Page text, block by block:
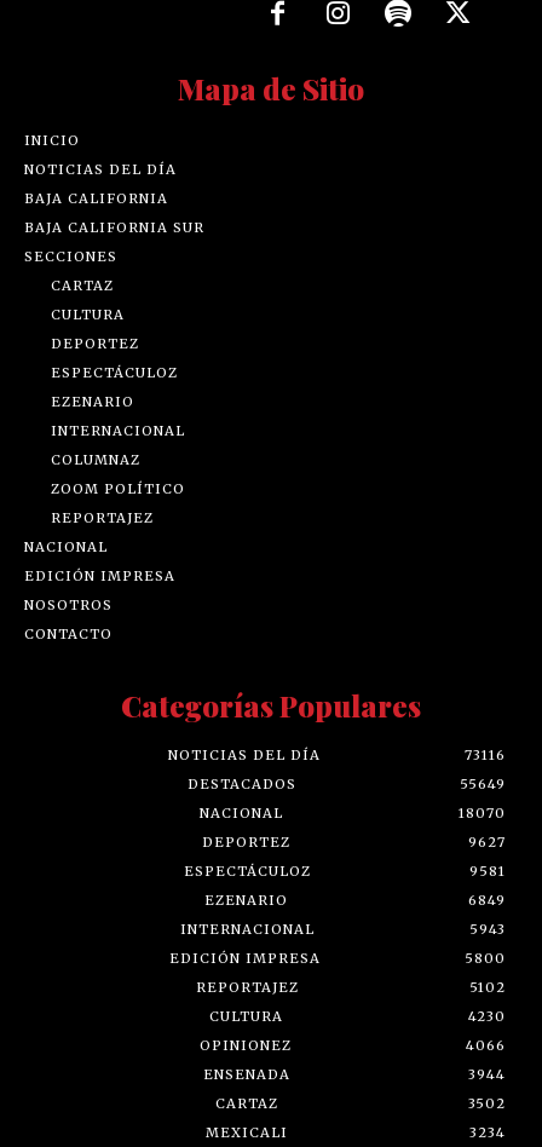
Mapa de Sitio
INICIO
NOTICIAS DEL DÍA
BAJA CALIFORNIA
BAJA CALIFORNIA SUR
SECCIONES
CARTAZ
CULTURA
DEPORTEZ
ESPECTÁCULOZ
EZENARIO
INTERNACIONAL
COLUMNAZ
ZOOM POLÍTICO
REPORTAJEZ
NACIONAL
EDICIÓN IMPRESA
NOSOTROS
CONTACTO
Categorías Populares
NOTICIAS DEL DÍA
73116
DESTACADOS
55649
NACIONAL
18070
DEPORTEZ
9627
ESPECTÁCULOZ
9581
EZENARIO
6849
INTERNACIONAL
5943
EDICIÓN IMPRESA
5800
REPORTAJEZ
5102
CULTURA
4230
OPINIONEZ
4066
ENSENADA
3944
CARTAZ
3502
MEXICALI
3234